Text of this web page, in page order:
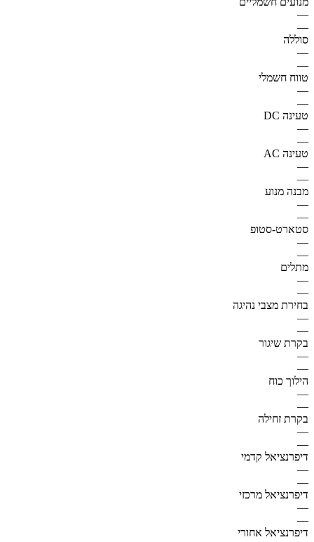
—
—
סוללה
—
—
טווח חשמלי
—
—
טעינה DC
—
—
טעינה AC
—
—
מבנה מנוע
—
—
סטארט-סטופ
—
—
מתלים
—
—
בחירת מצבי נהיגה
—
—
בקרת שיגור
—
—
הילוך כוח
—
—
בקרת זחילה
—
—
דיפרנציאל קדמי
—
—
דיפרנציאל מרכזי
—
—
דיפרנציאל אחורי